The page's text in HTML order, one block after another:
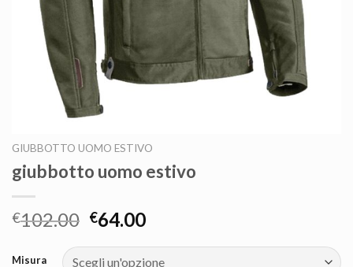
GIUBBOTTO UOMO ESTIVO
giubbotto uomo estivo
€102.00 €64.00
Misura